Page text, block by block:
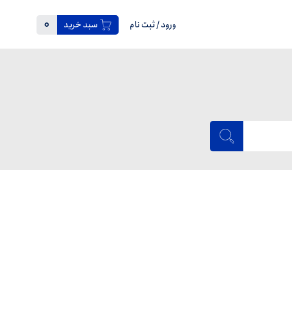
سبد خرید 0 ورود/ثبت نام